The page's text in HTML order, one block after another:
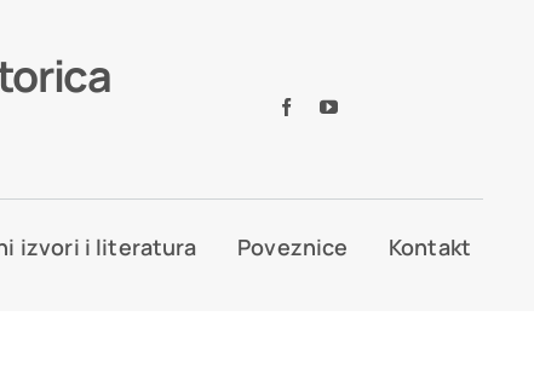
izvori i literatura Poveznice Kontakt